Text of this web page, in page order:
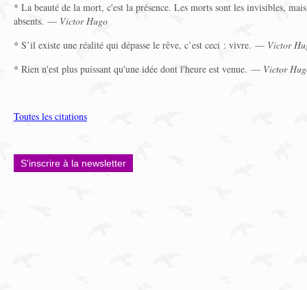
* La beauté de la mort, c'est la présence. Les morts sont les invisibles,
absents. — Victor Hugo
* S’il existe une réalité qui dépasse le rêve, c’est ceci : vivre. — Victor
* Rien n'est plus puissant qu'une idée dont l'heure est venue. — Victor
Toutes les citations
S'inscrire à la newsletter